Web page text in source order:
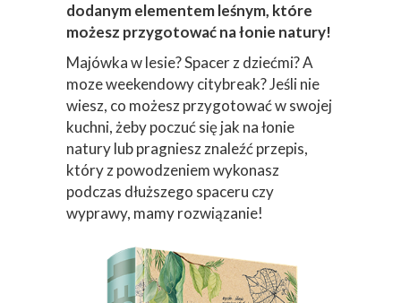
dodanym elementem leśnym, które
możesz przygotować na łonie natury!
Majówka w lesie? Spacer z dziećmi? A
moze weekendowy citybreak? Jeśli nie
wiesz, co możesz przygotować w swojej
kuchni, żeby poczuć się jak na łonie
natury lub pragniesz znaleźć przepis,
który z powodzeniem wykonasz
podczas dłuższego spaceru czy
wyprawy, mamy rozwiązanie!